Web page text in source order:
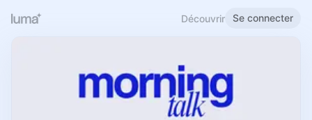
Découvrir Se connecter